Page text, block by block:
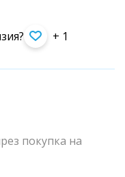
+ 1
покупка на